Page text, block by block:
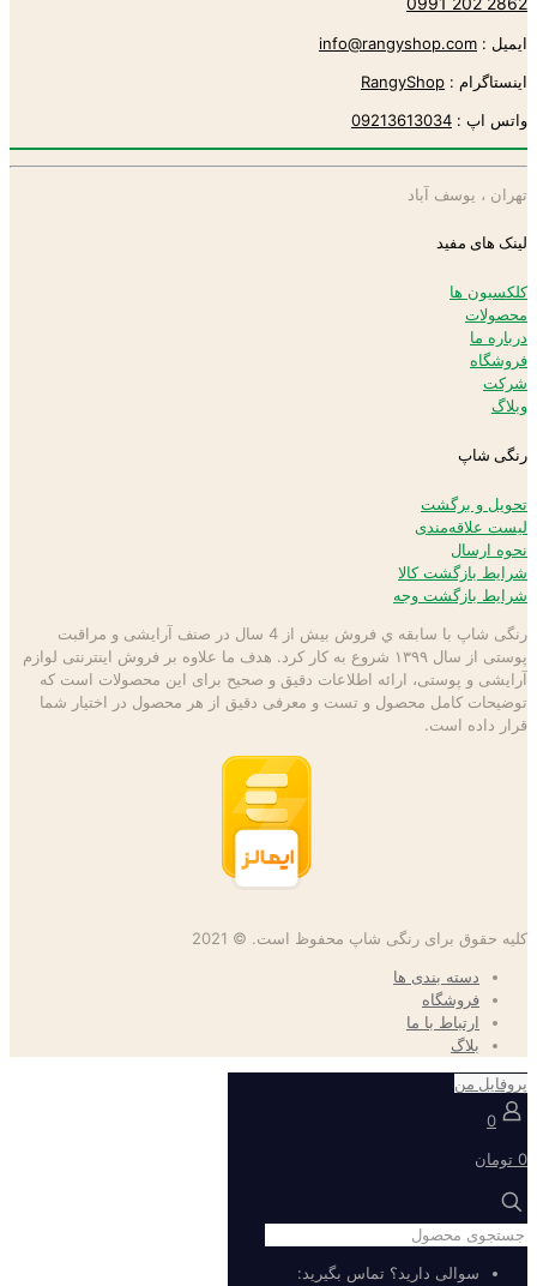
ایمیل : info@rangyshop.com
اینستاگرام : RangyShop
واتس اپ : 09213613034
تهران ، یوسف آباد
لینک های مفید
کلکسیون ها
محصولات
درباره ما
فروشگاه
شرکت
وبلاگ
رنگی شاپ
تحویل و برگشت
لیست علاقه‌مندی
نحوه ارسال
شرایط بازگشت کالا
شرایط بازگشت وجه
رنگی شاپ با سابقه ي فروش بیش از 4 سال در صنف آرایشی و مراقبت
پوستی از سال ۱۳۹۹ شروع به كار كرد. هدف ما علاوه بر فروش اینترنتی لوازم
آرایشی و پوستی، ارائه اطلاعات دقیق و صحیح برای این محصولات است كه
توضيحات كامل محصول و تست و معرفی دقیق از هر محصول در اختيار شما
قرار داده است.
کلیه حقوق برای رنگی شاپ محفوظ است. © 2021
دسته بندی ها
فروشگاه
ارتباط با ما
بلاگ
پروفایل من
0
0 تومان
سوالی دارید؟ تماس بگیرید: